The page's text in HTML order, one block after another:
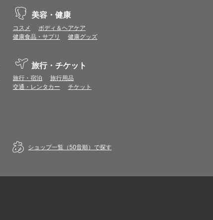
美容・健康
コスメ
ボディ＆ヘアケア
健康食品・サプリ
健康グッズ
旅行・チケット
旅行・宿泊
旅行用品
交通・レンタカー
チケット
ショップ一覧（50音順）で探す